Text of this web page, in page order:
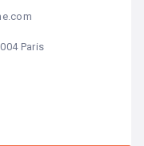
Paris